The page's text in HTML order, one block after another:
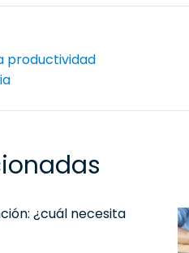
productividad
¿cuál necesita